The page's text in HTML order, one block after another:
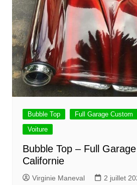
Bubble Top Full Garage Custom
Voiture
Bubble Top – Full
Californie
Virginie Maneval 2 juillet